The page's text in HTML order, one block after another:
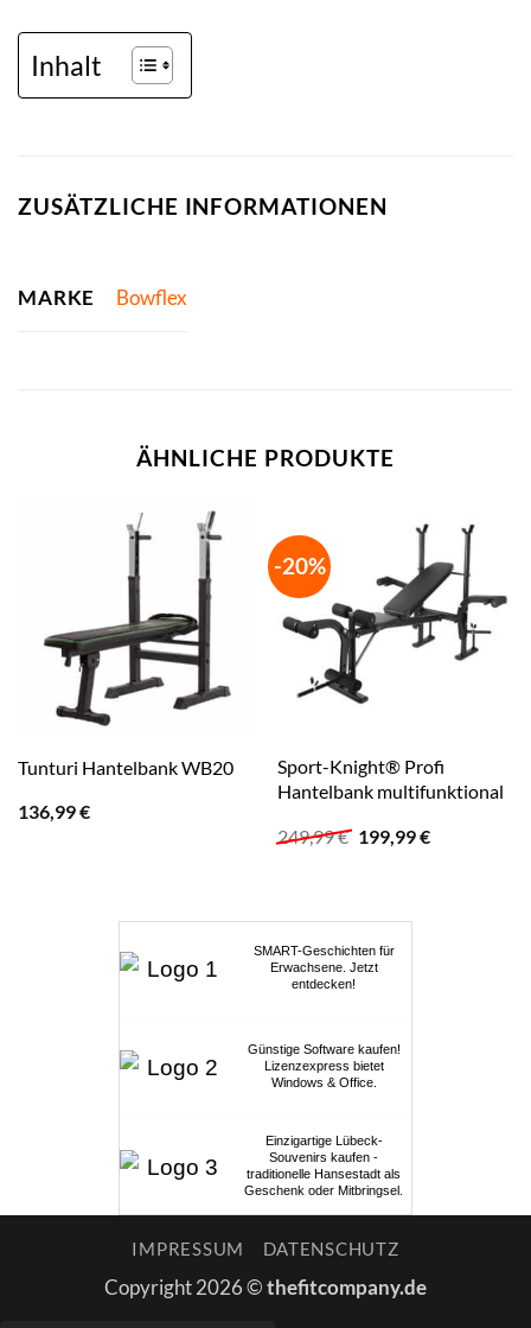
Inhalt
ZUSÄTZLICHE INFORMATIONEN
MARKE Bowflex
ÄHNLICHE PRODUKTE
Tunturi Hantelbank WB20
136,99€
-20%
Sport-Knight® Profi
Hantelbank multifunktional
249,99€ Ursprünglicher
Preis
199,99€Aktueller
SMART-Geschichten für
Erwachsene. Jetzt
entdecken!
Günstige Software kaufen!
Lizenzexpress bietet
Windows & Office.
Einzigartige Lübeck-
Souvenirs kaufen -
traditionelle Hansestadt als
Geschenk oder Mitbringsel.
IMPRESSUM DATENSCHUTZ
Copyright 2026 ©thefitcompany.de